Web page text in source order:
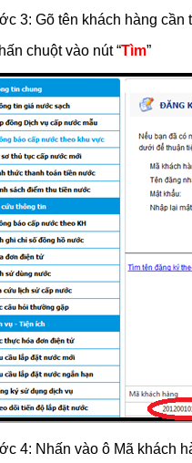
3: Gõ tên khách hàng cần
chuột vào nút “Tìm”
4: Nhấn vào ô Mã khách